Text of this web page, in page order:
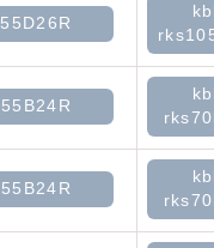
55D26R
55B24R
55B24R